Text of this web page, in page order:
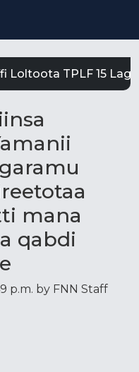
TPLF 15 Laga
mana
qabdi
p.m. by FNN Staff